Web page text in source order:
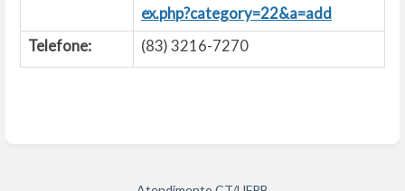
ex.php?category=22&a=add
Telefone:
(83) 3216-7270